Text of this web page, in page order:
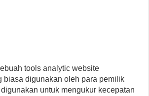
tools analytic website
biasa digunakan oleh para pemilik
untuk mengukur kecepatan